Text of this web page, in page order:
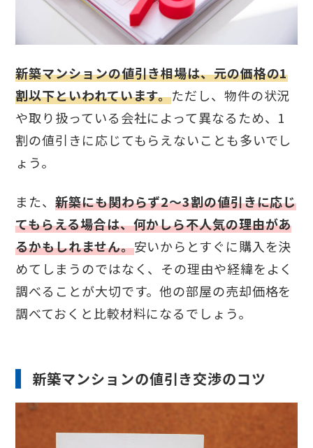
新築マンションの値引き相場は、元の価格の1
割以下といわれています。ただし、物件の状況
や取り扱っている会社によって異なるため、1
割の値引きに応じてもらえないことも多いでし
ょう。
また、新築にも関わらず2～3割の値引きに応じ
てもらえる場合は、何かしら不人気の理由があ
るかもしれません。安いからとすぐに購入を決
めてしまうのではなく、その理由や経緯をよく
調べることが大切です。他の部屋の売却価格を
調べておくと比較材料になるでしょう。
新築マンションの値引き交渉のコツ